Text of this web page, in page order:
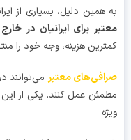
دلیل، بسیاری از ایرانیان
برای ایرانیان در خارج از
هزینه، وجه خود را منتقل
معتبرمی‌توانند در این
عمل کنند. یکی از این